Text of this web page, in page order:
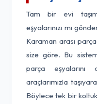
Tam bir evi
eşyalarınızı mı
Karaman arası
size göre. Bu
parça eşyalarını
araçlarımızla
Böylece tek bir